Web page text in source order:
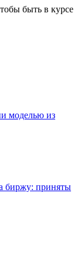
быть в курсе
моделью из
биржу: приняты